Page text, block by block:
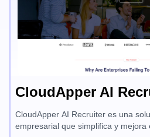
CloudApper AI
CloudApper AI Recruiter es una
empresarial que simplifica y mejora